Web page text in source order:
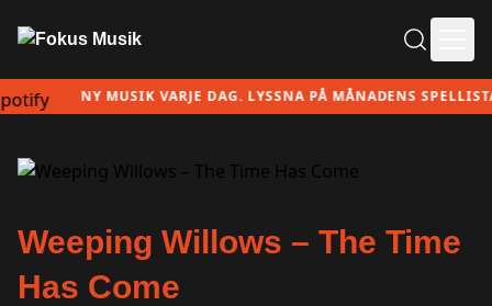
NY MUSIK VARJE DAG. LYSSNA PÅ MÅNADENS SPELLISTA
Weeping Willows – The Time
Has Come